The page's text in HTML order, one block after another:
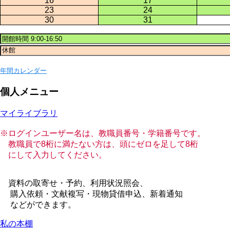
23
24
30
31
年間カレンダー
個人メニュー
マイライブラリ
※ログインユーザー名は、教職員番号・学籍番号です。
教職員で8桁に満たない方は、頭にゼロを足して8桁
にして入力してください。
資料の取寄せ・予約、利用状況照会、
購入依頼・文献複写・現物貸借申込、新着通知
などができます。
私の本棚